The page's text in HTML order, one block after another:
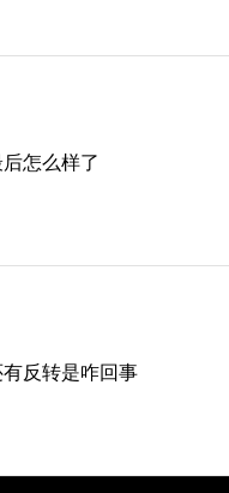
怎么样了
反转是咋回事